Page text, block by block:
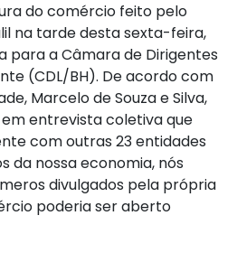
do comércio feito pelo
na tarde desta sexta-feira,
para a Câmara de Dirigentes
(CDL/BH). De acordo com
Marcelo de Souza e Silva,
entrevista coletiva que
com outras 23 entidades
da nossa economia, nós
divulgados pela própria
poderia ser aberto